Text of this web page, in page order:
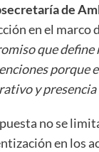
de
en el marco
que
porque
y
no se
en los